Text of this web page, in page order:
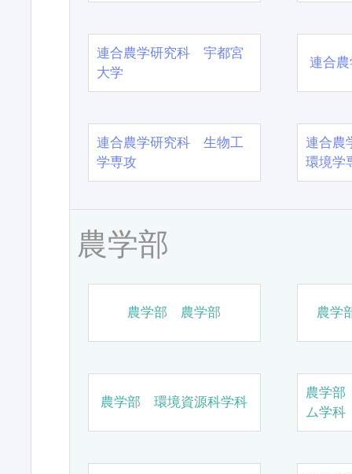
連合農学研究科 宇都宮
大学
連合
連合農学研究科 生物工
学専攻
連合農
環境学
農学部
農学部 農学部 農学
農学部 環境資源科学科
農学
ム学科